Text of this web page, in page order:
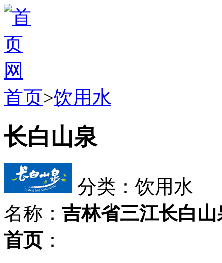
首页>饮用水
长白山泉
分类：饮用水
名称： 吉林省三江长白山
首页 ：